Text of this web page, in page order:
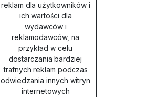
reklam dla użytkowników i
ich wartości dla
wydawców i
reklamodawców, na
przykład w celu
dostarczania bardziej
trafnych reklam podczas
odwiedzania innych witryn
internetowych